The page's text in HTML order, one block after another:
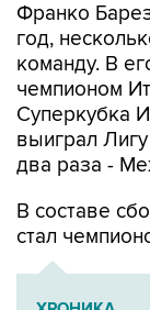
Франко
год,
команду. В
чемпионом
Суперкубка
выиграл
два раза -
В составе
стал